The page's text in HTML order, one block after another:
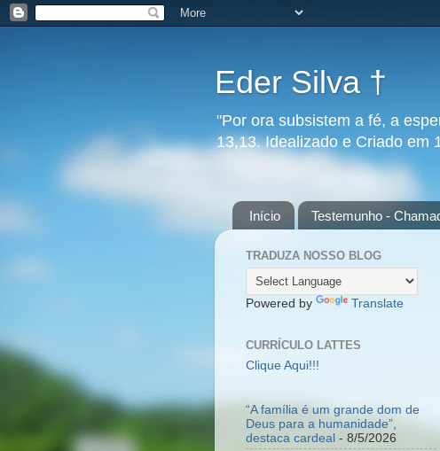
Eder Silva †
"Por ora subsistem a fé, a
13,13. Idealizado e Criado em
Início Testemunho -
TRADUZA NOSSO BLOG
Powered by Translate
CURRÍCULO LATTES
Clique Aqui!!!
“A família é um grande dom de
Deus para a humanidade”,
destaca cardeal - 8/5/2026